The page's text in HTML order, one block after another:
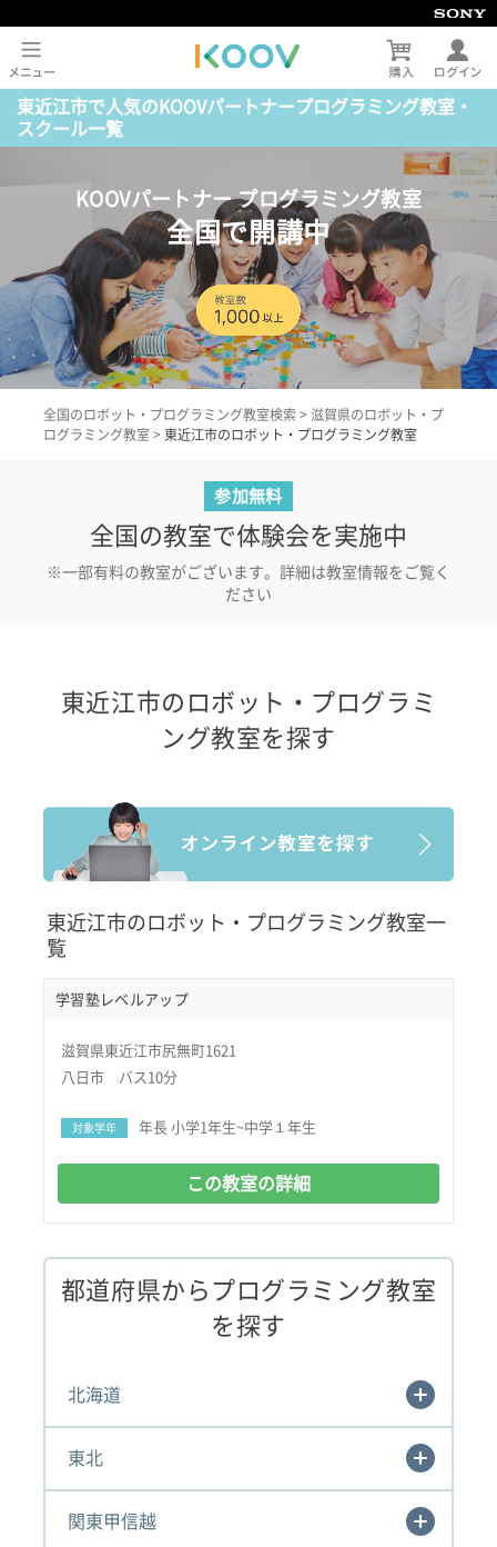
東近江市で人気のKOOVパートナープログラミング教室・
スクール一覧
KOOVパートナー プログラミング教室
全国で開講中
全国のロボット・プログラミング教室検索 > 滋賀県のロボット・プ
ログラミング教室 > 東近江市のロボット・プログラミング教室
参加無料
全国の教室で体験会を実施中
※一部有料の教室がございます。詳細は教室情報をご覧く
ださい
東近江市のロボット・プログラミ
ング教室を探す
東近江市のロボット・プログラミング教室一
覧
学習塾レベルアップ
滋賀県東近江市尻無町1621
八日市 バス10分
対象学年 年長 小学1年生~中学１年生
この教室の詳細
都道府県からプログラミング教室
を探す
北海道
東北
関東甲信越